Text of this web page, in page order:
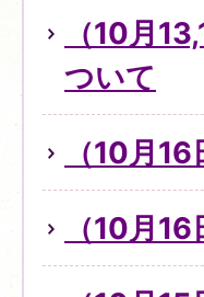
（10月
ついて
（10月
（10月